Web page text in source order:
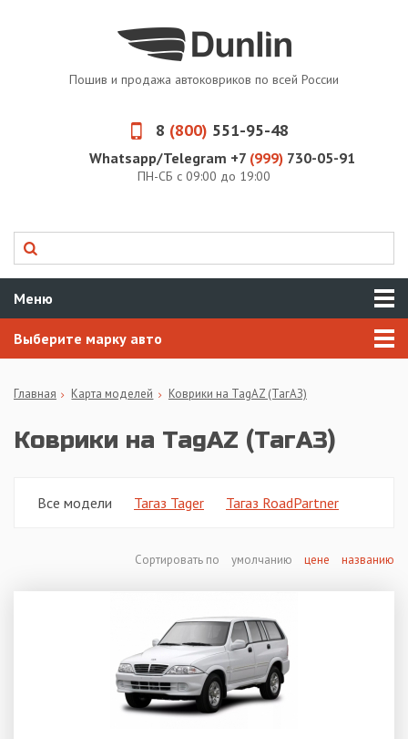
Пошив и продажа автоковриков по всей России
8 (800) 551-95-48
Whatsapp/Telegram +7 (999) 730-05-91
ПН-СБ с 09:00 до 19:00
Меню
Выберите марку авто
Главная Карта моделей Коврики на TagAZ (ТагАЗ)
Коврики на TagAZ (ТагАЗ)
Все модели Тагаз Tager Тагаз RoadPartner
Сортировать по умолчанию цене названию